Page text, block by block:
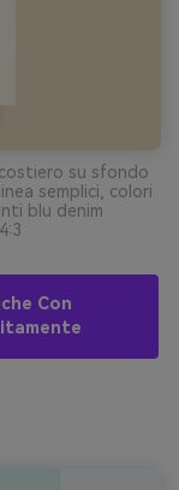
su sfondo
semplici, colori
blu denim
Con